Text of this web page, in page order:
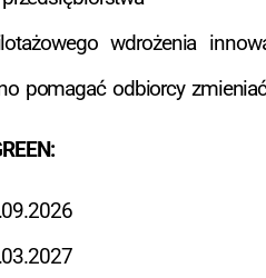
wdrożenia
pomagać odbiorcy